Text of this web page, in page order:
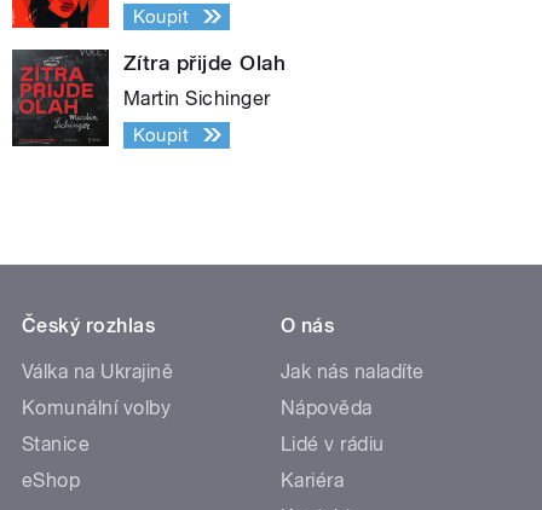
Koupit
Zítra přijde Olah
Martin Sichinger
Koupit
Český rozhlas
Válka na Ukrajině
Komunální volby
Stanice
eShop
O nás
Jak nás naladíte
Nápověda
Lidé v rádiu
Kariéra